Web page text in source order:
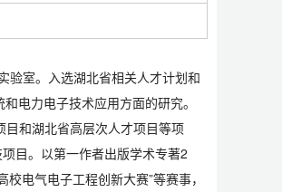
验室。入选湖北省相关人才计划和
电力电子技术应用方面的研究。
和湖北省高层次人才项目等项
目。以第一作者出版学术专著2
电气电子工程创新大赛”等赛事，